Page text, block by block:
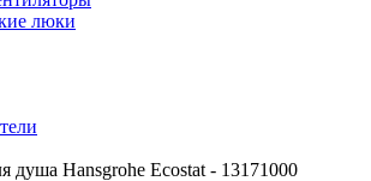
люки
душа Hansgrohe Ecostat - 13171000